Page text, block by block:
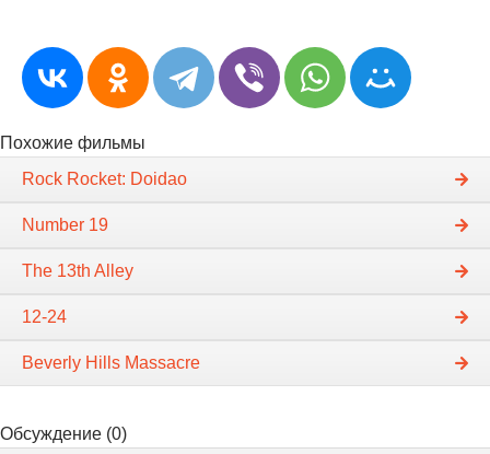
Похожие фильмы
Rock Rocket: Doidao
Number 19
The 13th Alley
12-24
Beverly Hills Massacre
Обсуждение (0)